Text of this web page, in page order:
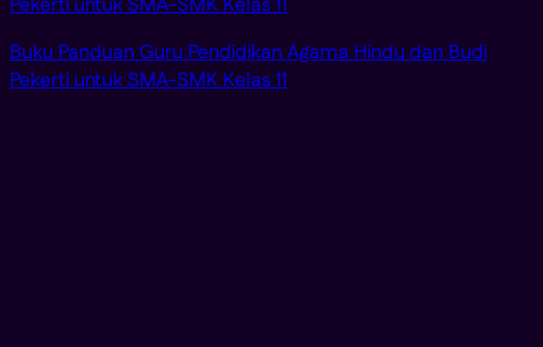
Buku Panduan Guru Pendidikan Agama Hindu dan Budi
Pekerti untuk SMA-SMK Kelas 11